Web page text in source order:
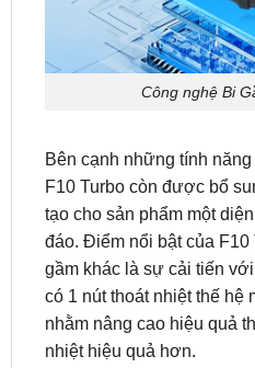
Công nghệ Bi
Bên cạnh những tính
tạo cho sản phẩm một
đáo. Điểm nổi bật của F10
gầm khác là sự cải tiến với
có 1 nút thoát nhiệt thế hệ
nhằm nâng cao hiệu quả
nhiệt hiệu quả hơn.